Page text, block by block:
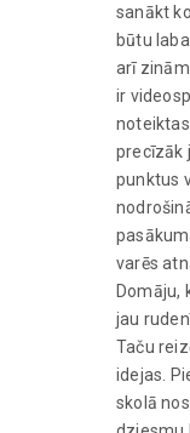
sanākt
būtu
arī
ir
precīzāk
punktus
varēs
Domāju,
jau
Taču
idejas.
skolā